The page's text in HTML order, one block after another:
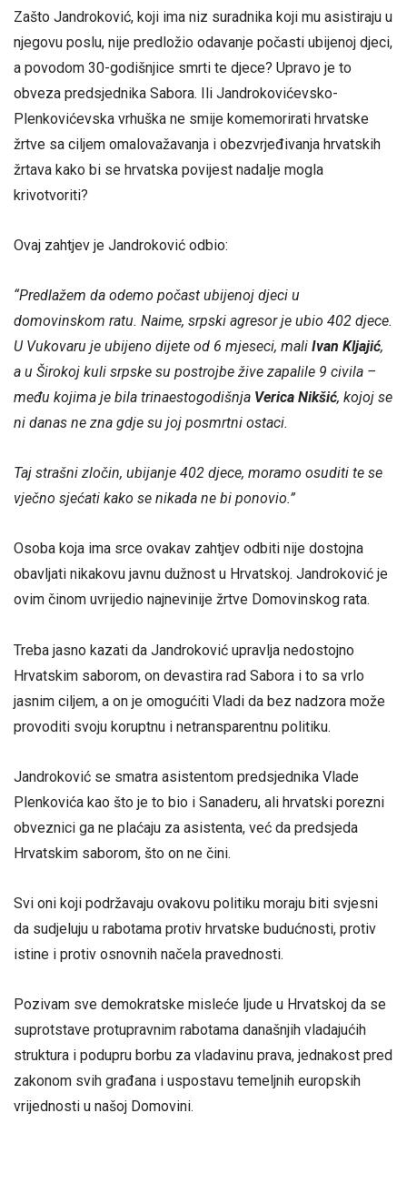
Zašto Jandroković, koji ima niz suradnika koji mu asistiraju u
njegovu poslu, nije predložio odavanje počasti ubijenoj djeci,
a povodom 30-godišnjice smrti te djece? Upravo je to
obveza predsjednika Sabora. Ili Jandrokovićevsko-
Plenkovićevska vrhuška ne smije komemorirati hrvatske
žrtve sa ciljem omalovažavanja i obezvrjeđivanja hrvatskih
žrtava kako bi se hrvatska povijest nadalje mogla
krivotvoriti?
Ovaj zahtjev je Jandroković odbio:
“Predlažem da odemo počast ubijenoj djeci u
domovinskom ratu. Naime, srpski agresor je ubio 402 djece.
U Vukovaru je ubijeno dijete od 6 mjeseci, mali Ivan Kljajić,
a u Širokoj kuli srpske su postrojbe žive zapalile 9 civila –
među kojima je bila trinaestogodišnja Verica Nikšić, kojoj se
ni danas ne zna gdje su joj posmrtni ostaci.
Taj strašni zločin, ubijanje 402 djece, moramo osuditi te se
vječno sjećati kako se nikada ne bi ponovio.”
Osoba koja ima srce ovakav zahtjev odbiti nije dostojna
obavljati nikakovu javnu dužnost u Hrvatskoj. Jandroković je
ovim činom uvrijedio najnevinije žrtve Domovinskog rata.
Treba jasno kazati da Jandroković upravlja nedostojno
Hrvatskim saborom, on devastira rad Sabora i to sa vrlo
jasnim ciljem, a on je omogućiti Vladi da bez nadzora može
provoditi svoju koruptnu i netransparentnu politiku.
Jandroković se smatra asistentom predsjednika Vlade
Plenkovića kao što je to bio i Sanaderu, ali hrvatski porezni
obveznici ga ne plaćaju za asistenta, već da predsjeda
Hrvatskim saborom, što on ne čini.
Svi oni koji podržavaju ovakovu politiku moraju biti svjesni
da sudjeluju u rabotama protiv hrvatske budućnosti, protiv
istine i protiv osnovnih načela pravednosti.
Pozivam sve demokratske misleće ljude u Hrvatskoj da se
suprotstave protupravnim rabotama današnjih vladajućih
struktura i podupru borbu za vladavinu prava, jednakost pred
zakonom svih građana i uspostavu temeljnih europskih
vrijednosti u našoj Domovini.